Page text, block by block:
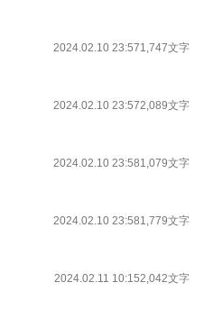
2024.02.10 23:571,747文字
2024.02.10 23:572,089文字
2024.02.10 23:581,079文字
2024.02.10 23:581,779文字
2024.02.11 10:152,042文字